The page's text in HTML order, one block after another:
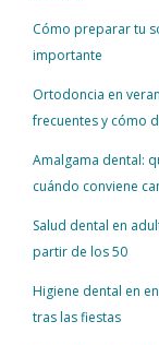
Cómo preparar tu
importante
Ortodoncia en
frecuentes y cómo
Amalgama dental:
cuándo conviene
Salud dental en
partir de los 50
Higiene dental en
tras las fiestas